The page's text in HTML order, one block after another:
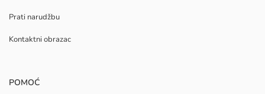
Prati narudžbu
Kontaktni obrazac
POMOĆ